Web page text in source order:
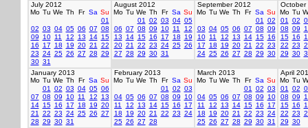
July 2012
Mo Tu We Th Fr Sa Su
01
02 03 04 05 06 07 08
09
10 11 12 13 14 15
16
17 18 19 20 21
22
23 24 25 26 27 28 29
30 31
August 2012
Mo Tu We Th Fr Sa Su
01
02 03 04 05
06 07 08 09 10 11
12
13
14 15 16 17 18
19
20 21 22 23 24 25 26
27 28 29 30 31
September 2012
Mo Tu We Th Fr Sa Su
01
02
03 04 05 06 07 08 09
10 11 12 13 14 15 16
17
18 19 20 21 22 23
24 25 26 27 28 29 30
October
Mo Tu
01
02
08 09
15 16
22 23
29 30
January 2013
Mo Tu We Th Fr Sa Su
01
02 03 04 05 06
07 08 09 10 11 12
13
14 15 16 17 18 19 20
21
22 23 24 25 26 27
28 29 30 31
February 2013
Mo Tu We Th Fr Sa Su
01
02 03
04 05 06 07 08 09
10
11
12 13 14 15 16
17
18
19 20 21 22 23 24
25 26 27 28
March 2013
Mo Tu We Th Fr Sa Su
01
02 03
04 05 06 07 08 09
10
11
12 13 14 15 16
17
18
19 20 21 22 23 24
25 26 27 28 29 30 31
April
Mo Tu
01
02
08 09
15 16
22 23
29 30